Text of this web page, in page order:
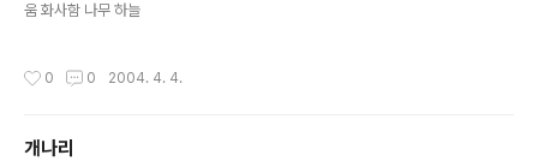
움 화사함 나무 하늘
0 0 2004. 4. 4.
개나리